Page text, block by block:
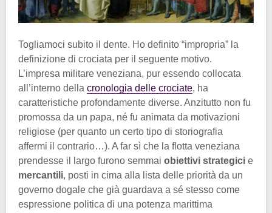
Togliamoci subito il dente. Ho definito “impropria” la
definizione di crociata per il seguente motivo.
L’impresa militare veneziana, pur essendo collocata
all’interno della cronologia delle crociate, ha
caratteristiche profondamente diverse. Anzitutto non fu
promossa da un papa, né fu animata da motivazioni
religiose (per quanto un certo tipo di storiografia
affermi il contrario…). A far sì che la flotta veneziana
prendesse il largo furono semmai obiettivi strategici e
mercantili, posti in cima alla lista delle priorità da un
governo dogale che già guardava a sé stesso come
espressione politica di una potenza marittima